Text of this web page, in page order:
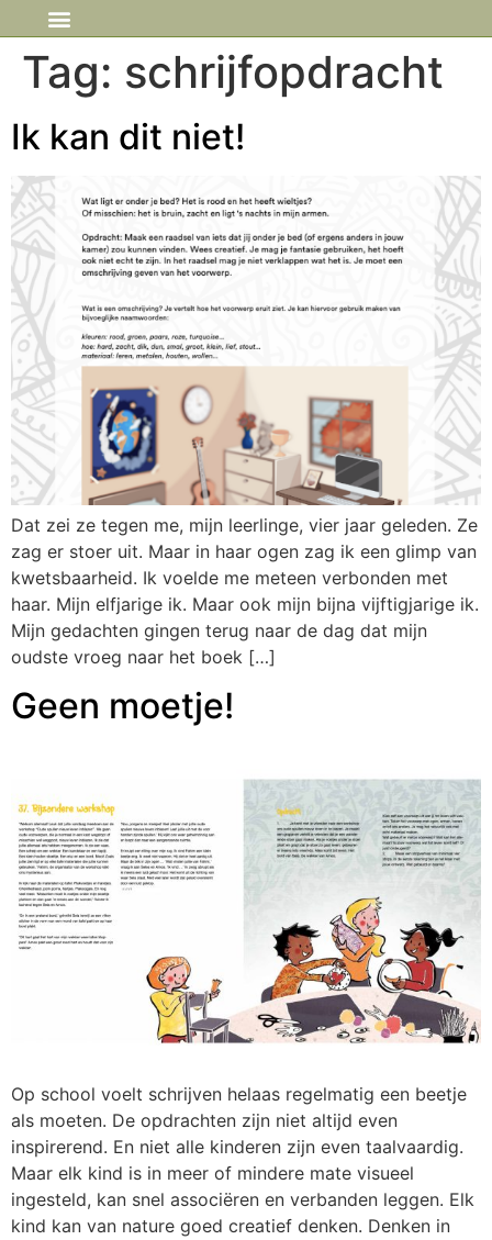
Tag: schrijfopdracht
Ik kan dit niet!
Dat zei ze tegen me, mijn leerlinge, vier jaar geleden. Ze
zag er stoer uit. Maar in haar ogen zag ik een glimp van
kwetsbaarheid. Ik voelde me meteen verbonden met
haar. Mijn elfjarige ik. Maar ook mijn bijna vijftigjarige ik.
Mijn gedachten gingen terug naar de dag dat mijn
oudste vroeg naar het boek […]
Geen moetje!
Op school voelt schrijven helaas regelmatig een beetje
als moeten. De opdrachten zijn niet altijd even
inspirerend. En niet alle kinderen zijn even taalvaardig.
Maar elk kind is in meer of mindere mate visueel
ingesteld, kan snel associëren en verbanden leggen. Elk
kind kan van nature goed creatief denken. Denken in